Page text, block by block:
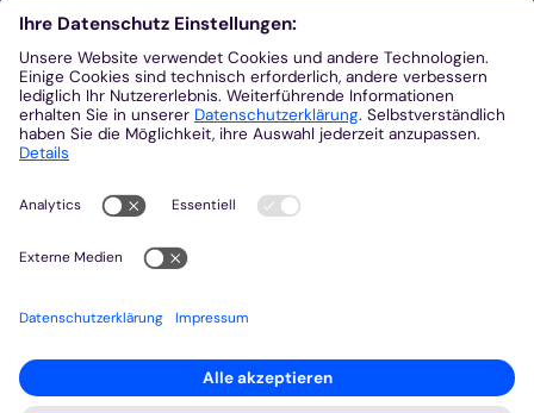
Meldestelle gemäß Hinweisgeberschutzgesetz
Kontakt
+49 241 452-0
kommunikation@bistum-aachen.de
www.bistum-aachen.de